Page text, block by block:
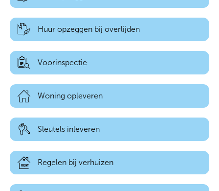
Huur opzeggen bij overlijden
Voorinspectie
Woning opleveren
Sleutels inleveren
Regelen bij verhuizen